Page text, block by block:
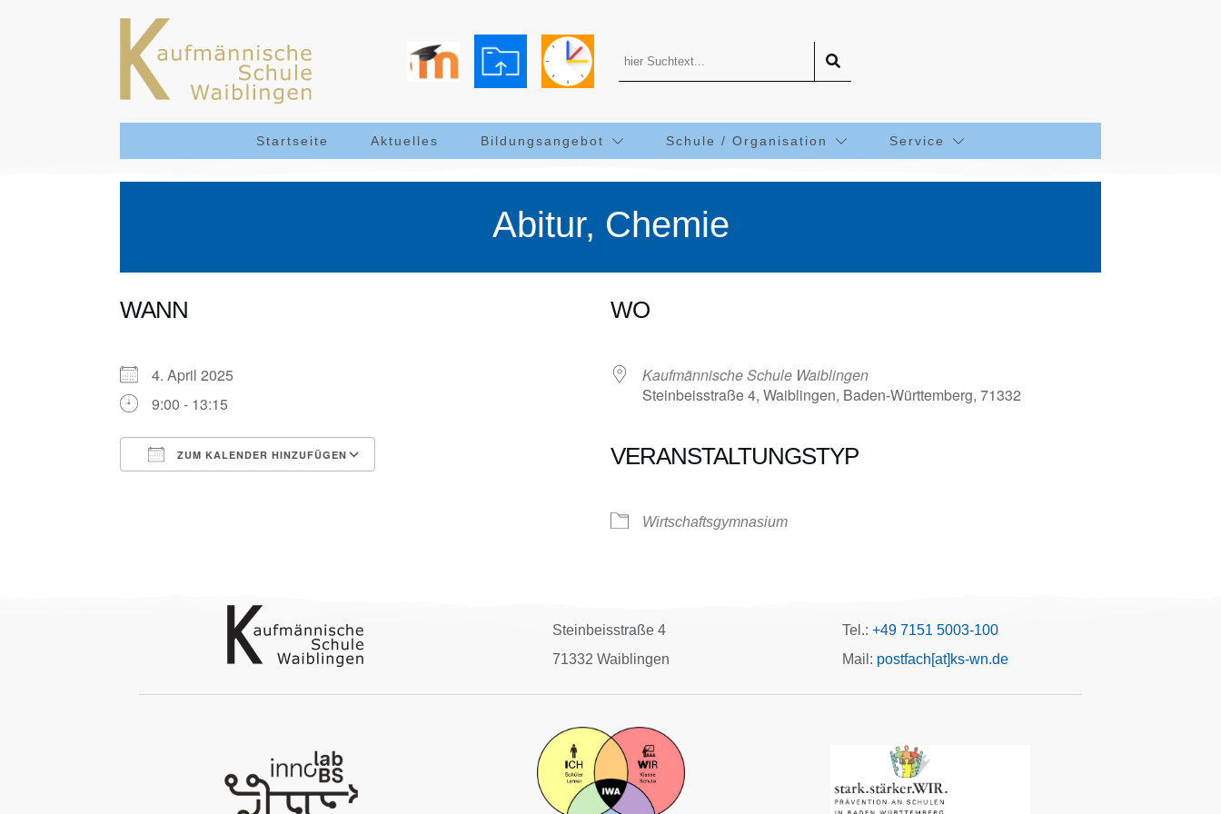
Startseite Aktuelles Bildungsangebot Schule / Organisation Service
Abitur, Chemie
WANN
4. April 2025
9:00 - 13:15
ZUM KALENDER HINZUFÜGEN
WO
Kaufmännische Schule Waiblingen
Steinbeisstraße 4, Waiblingen, Baden-Württemberg, 71332
VERANSTALTUNGSTYP
Wirtschaftsgymnasium
Steinbeisstraße 4
71332 Waiblingen
Tel.:+49 7151 5003-100
Mail: postfach[at]ks-wn.de